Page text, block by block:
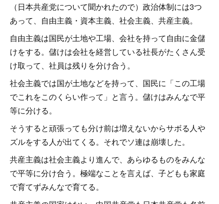
（日本共産党について聞かれたので）政治体制には3つ
あって、自由主義・資本主義、社会主義、共産主義。
自由主義は国民が土地や工場、会社を持って自由に金儲
けをする。儲けは会社を経営している社長がたくさん受
け取って、社員は残りを分け合う。
社会主義では国が土地などを持って、国民に「この工場
でこれをこのくらい作って」と言う。儲けはみんなで平
等に分ける。
そうすると頑張っても分け前は増えないからサボる人や
ズルをする人が出てくる。それでソ連は崩壊した。
共産主義は社会主義より進んで、あらゆるものをみんな
で平等に分け合う。極端なことを言えば、子どもも家庭
で育てずみんなで育てる。